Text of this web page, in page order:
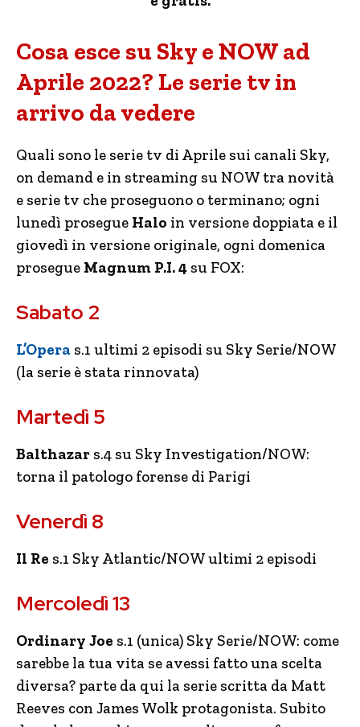
Cosa esce su Sky e NOW ad
Aprile 2022? Le serie tv in
arrivo da vedere
Quali sono le serie tv di Aprile sui canali Sky,
on demand e in streaming su NOW tra novità
e serie tv che proseguono o terminano; ogni
lunedì prosegue Halo in versione doppiata e il
giovedì in versione originale, ogni domenica
prosegue Magnum P.I. 4 su FOX:
Sabato 2
L’Opera s.1 ultimi 2 episodi su Sky Serie/NOW
(la serie è stata rinnovata)
Martedì 5
Balthazar s.4 su Sky Investigation/NOW:
torna il patologo forense di Parigi
Venerdì 8
Il Re s.1 Sky Atlantic/NOW ultimi 2 episodi
Mercoledì 13
Ordinary Joe s.1 (unica) Sky Serie/NOW: come
sarebbe la tua vita se avessi fatto una scelta
diversa? parte da qui la serie scritta da Matt
Reeves con James Wolk protagonista. Subito